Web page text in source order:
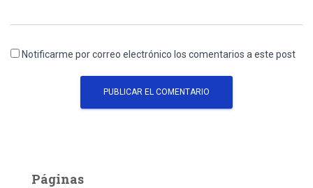
Notificarme por correo electrónico los comentarios a este post
Páginas